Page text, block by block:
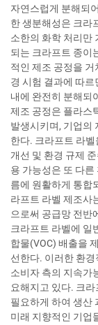
자연스럽게 분해되
한 생분해성은 크라
소한의 화학 처리만
되는 크라프트 종이
적인 제조 공정을
경 시험 결과에 따
내에 완전히 분해되
제조 공정은 플라스
발생시키며, 기업의
한다. 크라프트 라
개선 및 환경 규제
용 가능성은 또 다
름에 원활하게 통합
라프트 라벨 제조사
으로써 공급망 전반
크라프트 라벨에 일
합물(VOC) 배출을
선한다. 이러한 환
소비자 측의 지속가
요해지고 있다. 크
필요하게 하여 생산
미래 지향적인 기업